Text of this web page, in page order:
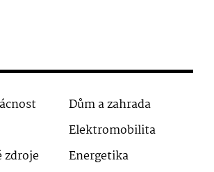
Dům a zahrada
Elektromobilita
zdroje
Energetika